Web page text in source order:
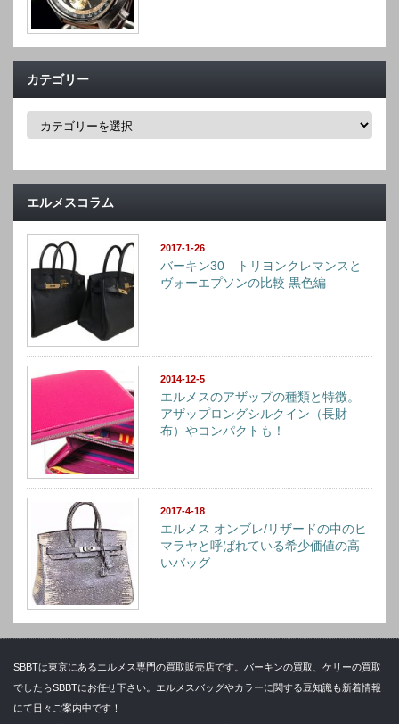
カテゴリー
カ
ー
エルメスコラム
2017-1-26
バーキン30 トリヨンクレマンスと
ヴォーエプソンの比較 黒色編
2014-12-5
エルメスのアザップの種類と特徴。
アザップロングシルクイン（長財
布）やコンパクトも！
2017-4-18
エルメス オンブレ/リザードの中のヒ
マラヤと呼ばれている希少価値の高
いバッグ
SBBTは東京にあるエルメス専門の買取販売店です。バーキンの買取、ケリーの買取
でしたらSBBTにお任せ下さい。エルメスバッグやカラーに関する豆知識も新着情報
にて日々ご案内中です！